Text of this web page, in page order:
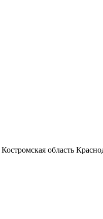
Костромская область